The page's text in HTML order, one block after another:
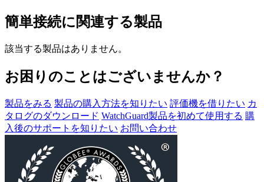
簡単接続に関連する製品
該当する製品はありません。
お困りのことはございませんか？
製品をみる 製品の購入方法を知りたい 評価機を借りたい カ
タログのダウンロード WatchGuard製品を初めて使用する 購
入後のサポートを知りたい お問い合わせ